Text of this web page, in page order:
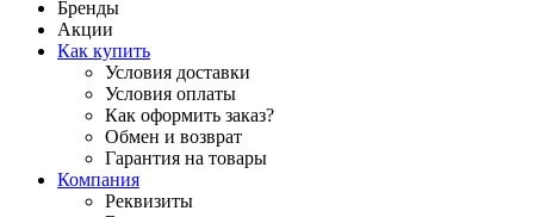
Бренды
Акции
Как купить
Условия доставки
Условия оплаты
Как оформить заказ?
Обмен и возврат
Гарантия на товары
Компания
Реквизиты